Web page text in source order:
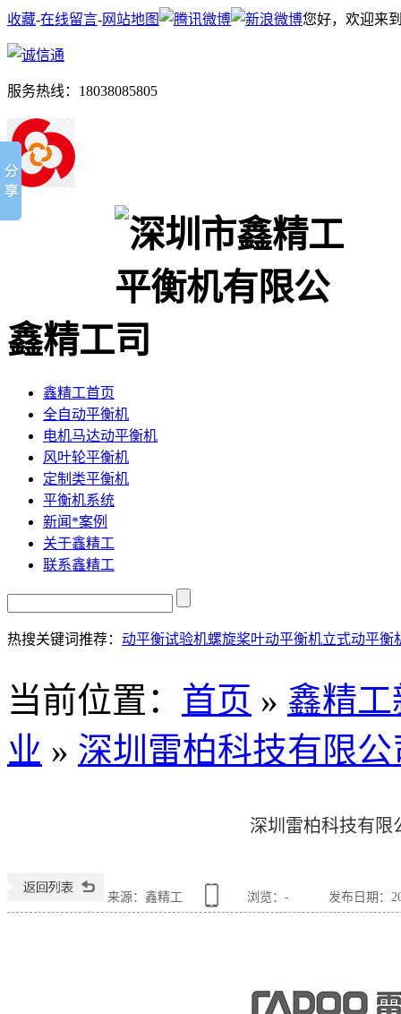
收藏-在线留言-网站地图 您好，欢迎来
服务热线： 18038085805
鑫精工
鑫精工首页
全自动平衡机
电机马达动平衡机
风叶轮平衡机
定制类平衡机
平衡机系统
新闻*案例
关于鑫精工
联系鑫精工
热搜关键词推荐： 动平衡试验机螺旋桨叶动平衡机立式动平衡
当前位置 ： 首页 » 鑫精
业 » 深圳雷柏科技有限公
深圳雷柏科技有限
来源：鑫精工 浏览： - 发布日期：